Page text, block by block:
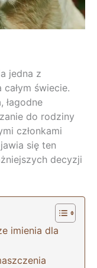
jedna z
świecie.
łagodne
do rodziny
członkami
się ten
decyzji
imienia dla